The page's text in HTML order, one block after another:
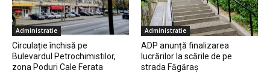
Administratie
Circulație închisă pe
Bulevardul Petrochimistilor,
zona Poduri Cale Ferata
Administratie
ADP anunță finalizarea
lucrărilor la scările de pe
strada Făgăraș